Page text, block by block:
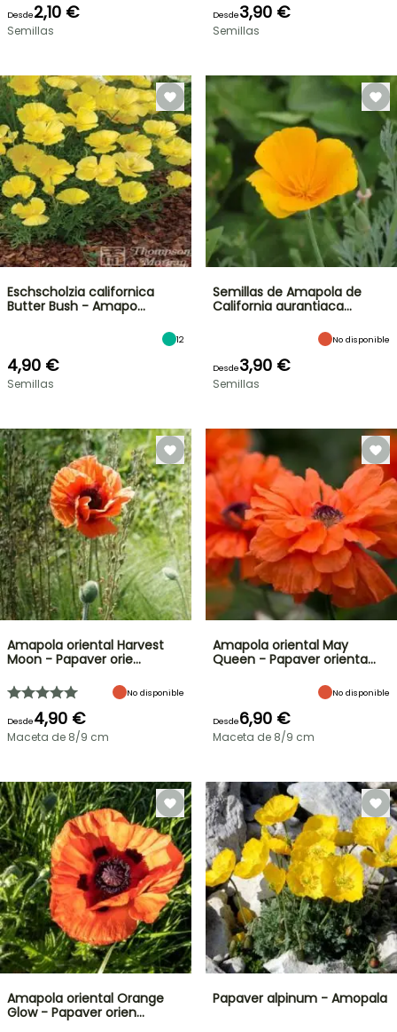
Desde2,10 €
Semillas
Desde3,90 €
Semillas
Eschscholzia californica
Butter Bush - Amapo…
12
4,90 €
Semillas
Semillas de Amapola de
California aurantiaca…
No disponible
Desde3,90 €
Semillas
Amapola oriental Harvest
Moon - Papaver orie…
No disponible
Desde4,90 €
Maceta de 8/9 cm
Amapola oriental May
Queen - Papaver orienta…
No disponible
Desde6,90 €
Maceta de 8/9 cm
Amapola oriental Orange
Glow - Papaver orien…
Papaver alpinum - Amopala